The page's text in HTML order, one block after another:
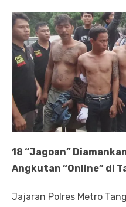
18 “Jagoan”
Angkutan “Online” di
Jajaran Polres Metro